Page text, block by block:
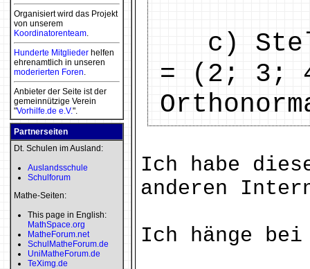
Organisiert wird das Projekt
von unserem
Koordinatorenteam.
Hunderte Mitglieder helfen
ehrenamtlich in unseren
moderierten Foren.
Anbieter der Seite ist der
gemeinnützige Verein
"Vorhilfe.de e.V.".
Partnerseiten
Dt. Schulen im Ausland:
Auslandsschule
Schulforum
Mathe-Seiten:
This page in English:
MathSpace.org
MatheForum.net
SchulMatheForum.de
UniMatheForum.de
TeXimg.de
c)
= (2; 3;
Ich habe
anderen
Ich hänge